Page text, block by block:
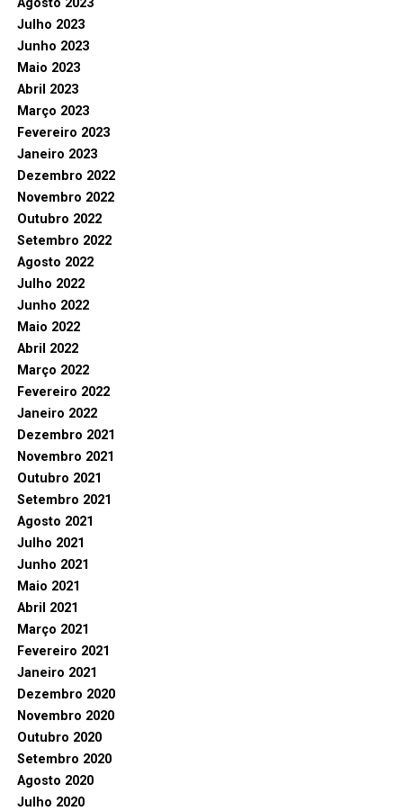
Agosto 2023
Julho 2023
Junho 2023
Maio 2023
Abril 2023
Março 2023
Fevereiro 2023
Janeiro 2023
Dezembro 2022
Novembro 2022
Outubro 2022
Setembro 2022
Agosto 2022
Julho 2022
Junho 2022
Maio 2022
Abril 2022
Março 2022
Fevereiro 2022
Janeiro 2022
Dezembro 2021
Novembro 2021
Outubro 2021
Setembro 2021
Agosto 2021
Julho 2021
Junho 2021
Maio 2021
Abril 2021
Março 2021
Fevereiro 2021
Janeiro 2021
Dezembro 2020
Novembro 2020
Outubro 2020
Setembro 2020
Agosto 2020
Julho 2020